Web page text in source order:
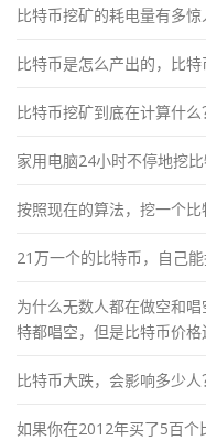
比特币挖矿的耗电量有多惊
比特币是怎么产出的，比特
比特币挖矿到底在计算什么
家用电脑24小时不停地挖
按照现在的算法，挖一个比
21万一个的比特币，自己能
为什么无数人都在做空和
特都唱空，但是比特币价格
比特币大跌，会影响多少人
如果你在2012年买了5百个